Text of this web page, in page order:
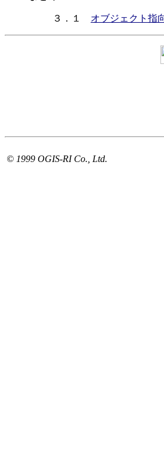
３．１ オブジェクト指
© 1999 OGIS-RI Co., Ltd.